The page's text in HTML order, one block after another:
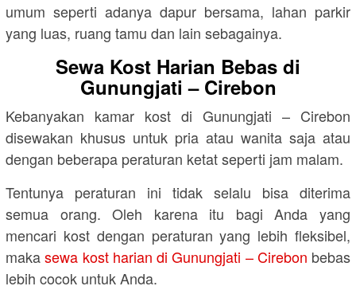
umum seperti adanya dapur bersama, lahan parkir
yang luas, ruang tamu dan lain sebagainya.
Sewa Kost Harian Bebas di
Gunungjati – Cirebon
Kebanyakan kamar kost di Gunungjati – Cirebon
disewakan khusus untuk pria atau wanita saja atau
dengan beberapa peraturan ketat seperti jam malam.
Tentunya peraturan ini tidak selalu bisa diterima
semua orang. Oleh karena itu bagi Anda yang
mencari kost dengan peraturan yang lebih fleksibel,
makasewa kost harian di Gunungjati – Cirebon bebas
lebih cocok untuk Anda.